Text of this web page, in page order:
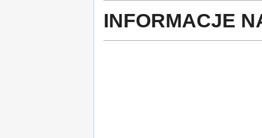
INFORMACJE